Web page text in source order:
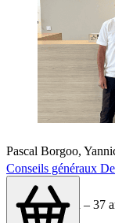
Conseils généraux
Pascal Borgoo,
Lilian Chadoin – 37